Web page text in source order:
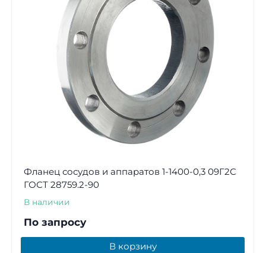
Фланец сосудов и аппаратов 1-1400-0,3 09Г2С
ГОСТ 28759.2-90
В наличии
По запросу
В корзину